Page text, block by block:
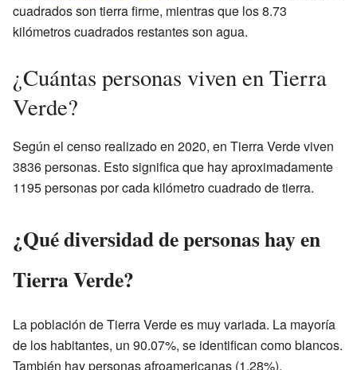
cuadrados son tierra firme, mientras que los 8.73
kilómetros cuadrados restantes son agua.
¿Cuántas personas viven en Tierra
Verde?
Según el censo realizado en 2020, en Tierra Verde viven
3836 personas. Esto significa que hay aproximadamente
1195 personas por cada kilómetro cuadrado de tierra.
¿Qué diversidad de personas hay en
Tierra Verde?
La población de Tierra Verde es muy variada. La mayoría
de los habitantes, un 90.07%, se identifican como blancos.
También hay personas afroamericanas (1.28%),